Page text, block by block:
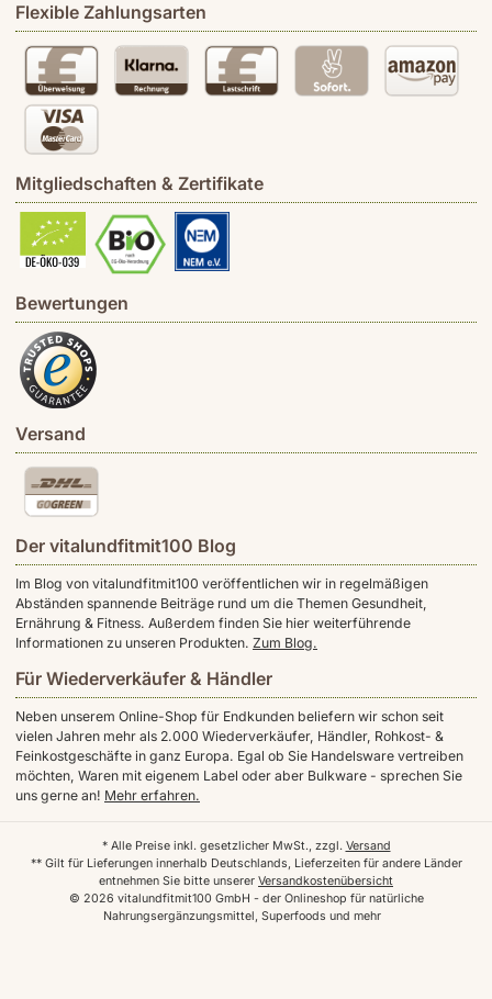
Flexible Zahlungsarten
Mitgliedschaften & Zertifikate
Bewertungen
Versand
Der vitalundfitmit100 Blog
Im Blog von vitalundfitmit100 veröffentlichen wir in regelmäßigen
Abständen spannende Beiträge rund um die Themen Gesundheit,
Ernährung & Fitness. Außerdem finden Sie hier weiterführende
Informationen zu unseren Produkten. Zum Blog.
Für Wiederverkäufer & Händler
Neben unserem Online-Shop für Endkunden beliefern wir schon seit
vielen Jahren mehr als 2.000 Wiederverkäufer, Händler, Rohkost- &
Feinkostgeschäfte in ganz Europa. Egal ob Sie Handelsware vertreiben
möchten, Waren mit eigenem Label oder aber Bulkware - sprechen Sie
uns gerne an! Mehr erfahren.
© 2026 vitalundfitmit100 GmbH - der Onlineshop für natürliche
Nahrungsergänzungsmittel, Superfoods und mehr
* Alle Preise inkl. gesetzlicher MwSt., zzgl. Versand
** Gilt für Lieferungen innerhalb Deutschlands, Lieferzeiten für andere Länder
entnehmen Sie bitte unserer Versandkostenübersicht